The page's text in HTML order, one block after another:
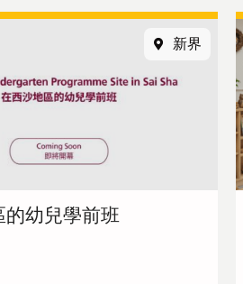
新界
的幼兒學前班